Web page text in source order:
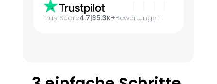
TrustScore4.7|35.3K+Bewertungen